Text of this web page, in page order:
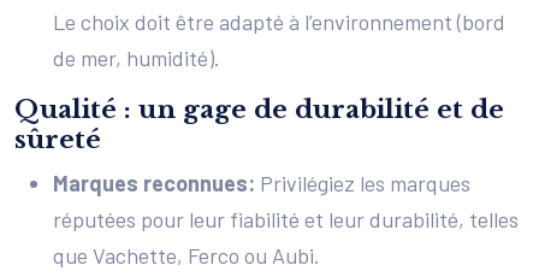
Le choix doit être adapté à l’environnement (bord
de mer, humidité).
Qualité : un gage de durabilité et de
sûreté
Marques reconnues: Privilégiez les marques
réputées pour leur fiabilité et leur durabilité, telles
que Vachette, Ferco ou Aubi.